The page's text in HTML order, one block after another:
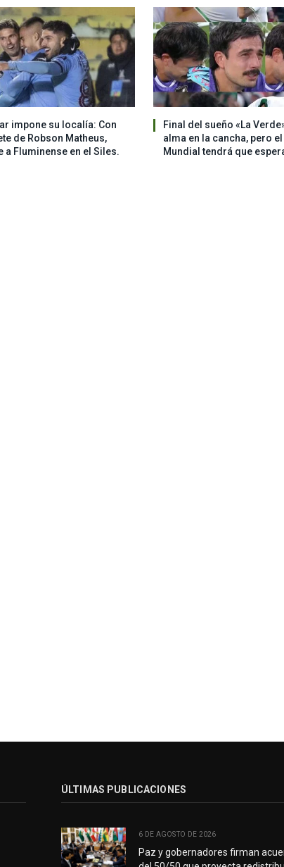
impone su localía: Con
de Robson Matheus,
a Fluminense en el Siles.
Final del sueño «La
alma en la cancha, pero el
Mundial tendrá que
ÚLTIMAS PUBLICACIONES
6 DE AGOSTO DE 2026
Paz y gobernadores firman